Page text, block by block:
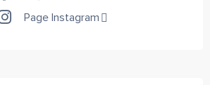
Page Instagram